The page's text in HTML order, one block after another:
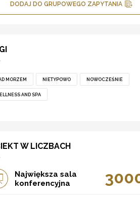
DODAJ DO GRUPOWEGO ZAPYTANIA
MORZEM NIETYPOWO NOWOCZEŚNIE
AND SPA
W LICZBACH
Największa sala
konferencyjna